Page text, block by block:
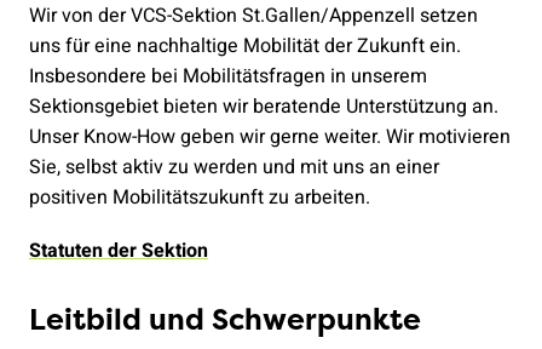
Wir von der VCS-Sektion St.Gallen/Appenzell setzen
uns für eine nachhaltige Mobilität der Zukunft ein.
Insbesondere bei Mobilitätsfragen in unserem
Sektionsgebiet bieten wir beratende Unterstützung an.
Unser Know-How geben wir gerne weiter. Wir motivieren
Sie, selbst aktiv zu werden und mit uns an einer
positiven Mobilitätszukunft zu arbeiten.
Statuten der Sektion
Leitbild und Schwerpunkte